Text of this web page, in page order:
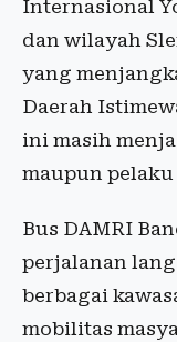
Internasional
dan wilayah
yang
Daerah
ini masih
maupun
Bus DAMRI
perjalanan
berbagai
mobilitas